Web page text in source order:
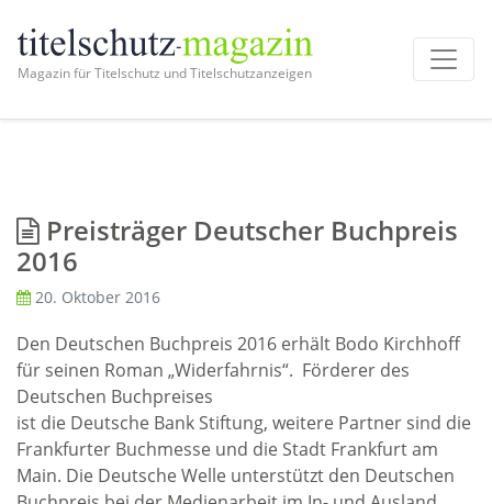
Magazin für Titelschutz und Titelschutzanzeigen
Preisträger Deutscher Buchpreis
2016
20. Oktober 2016
Den Deutschen Buchpreis 2016 erhält Bodo Kirchhoff
für seinen Roman „Widerfahrnis“. Förderer des
Deutschen Buchpreises
ist die Deutsche Bank Stiftung, weitere Partner sind die
Frankfurter Buchmesse und die Stadt Frankfurt am
Main. Die Deutsche Welle unterstützt den Deutschen